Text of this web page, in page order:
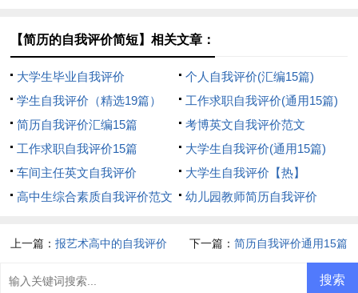
【简历的自我评价简短】相关文章：
大学生毕业自我评价
个人自我评价(汇编15篇)
学生自我评价（精选19篇）
工作求职自我评价(通用15篇)
简历自我评价汇编15篇
考博英文自我评价范文
工作求职自我评价15篇
大学生自我评价(通用15篇)
车间主任英文自我评价
大学生自我评价【热】
高中生综合素质自我评价范文
幼儿园教师简历自我评价
上一篇：报艺术高中的自我评价 下一篇： 简历自我评价通用15篇